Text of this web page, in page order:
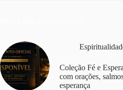
Coleção Fé e
com orações,
esperança